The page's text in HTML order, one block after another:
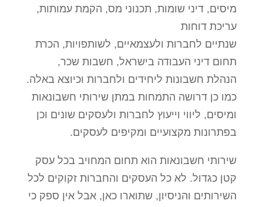
מיסים, דיני שומות, תכנוני מס, הקמת עמותות,
עריכת דוחות
שנתיים לחברות ולעצמאיים, לשותפויות, הכרת
תחום דיני העבודה בישראל, חשבות שכר,
הנהלת חשבונות ליחידים ולחברות וכיוצא באלה.
כמו כן דרושה התמחות במתן שירותי חשבונאות
ומיסים, ליווי וייעוץ לחברות ולעסקים שונים וכן
בפתרונות מקצועיים ומקיפים לעסקים.
שירותי חשבונאות הוא תחום המחויב בכל עסק
קטן כגדול. לא כל העסקים והחברות זקוקים לכל
השירותים והניסיון, שתוארו כאן, אבל אין ספק כי